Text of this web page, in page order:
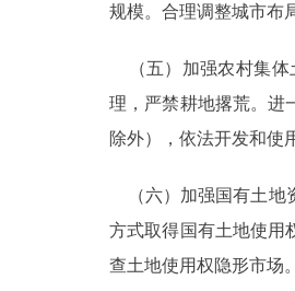
规模。合理调整城市布
（五）加强农村集体
理，严禁耕地撂荒。进
除外），依法开发和使
（六）加强国有土地
方式取得国有土地使用
查土地使用权隐形市场。